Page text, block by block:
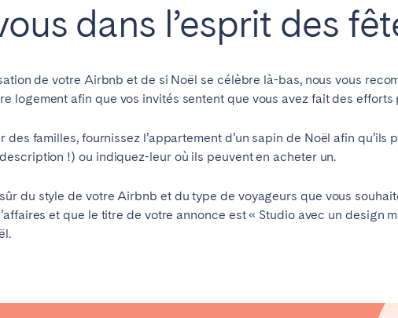
dans l’esprit des
de votre Airbnb et de si Noël se célèbre là-bas, nous vous
logement afin que vos invités sentent que vous avez fait des
des familles, fournissez l’appartement d’un sapin de Noël afin qu’ils
!) ou indiquez-leur où ils peuvent en acheter un.
du style de votre Airbnb et du type de voyageurs que vous
et que le titre de votre annonce est « Studio avec un design
l.
globale Vous ne trouvez pas votre ville? Contactez-nous
Français
Español
Português